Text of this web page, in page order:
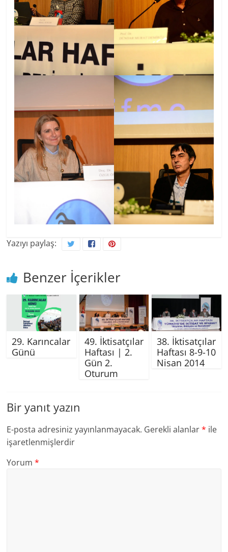
Yazıyı paylaş:
Benzer İçerikler
29. Karıncalar
Günü
49. İktisatçılar
Haftası | 2.
Gün 2.
Oturum
38. İktisatçılar
Haftası 8-9-10
Nisan 2014
Bir yanıt yazın
E-posta adresiniz yayınlanmayacak. Gerekli alanlar* ile
işaretlenmişlerdir
Yorum*